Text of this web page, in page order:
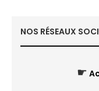
NOS RÉSEAUX
☛